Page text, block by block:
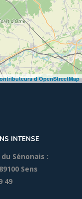
d’OpenStreetMap
INTENSE
Sénonais :
Sens
49